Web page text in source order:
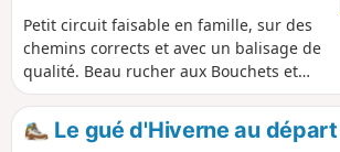
Petit circuit faisable en famille, sur des
chemins corrects et avec un balisage de
qualité. Beau rucher aux Bouchets et
vue superbe sur les Monts de la Lozère.
Le matin c'est (relativement) frais.
Possibilité d'agrémenter la balade avec
Le gué d'Hiverne au